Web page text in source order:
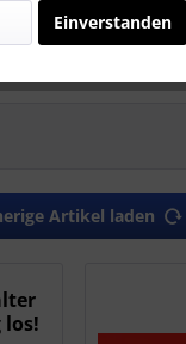
Artikel laden
los!
Einverstanden